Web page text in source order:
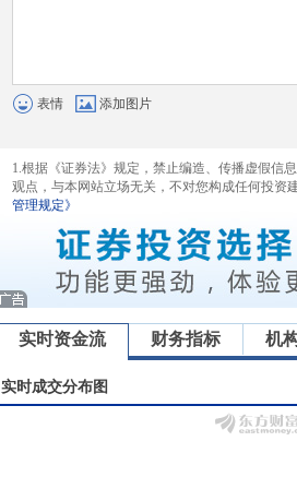
表情 添加图片
1.根据《证券法》规定，禁止编造、传播虚假信
观点，与本网站立场无关，不对您构成任何投资
管理规定》
实时资金流 财务指标 机
实时成交分布图